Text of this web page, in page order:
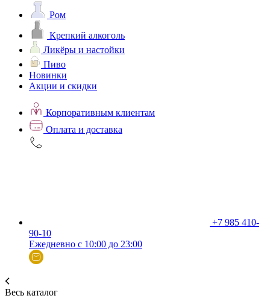
Ром
Крепкий алкоголь
Ликёры и настойки
Пиво
Новинки
Акции и скидки
Корпоративным клиентам
Оплата и доставка
+7 985 410-
90-10
Ежедневно с 10:00 до 23:00
Весь каталог